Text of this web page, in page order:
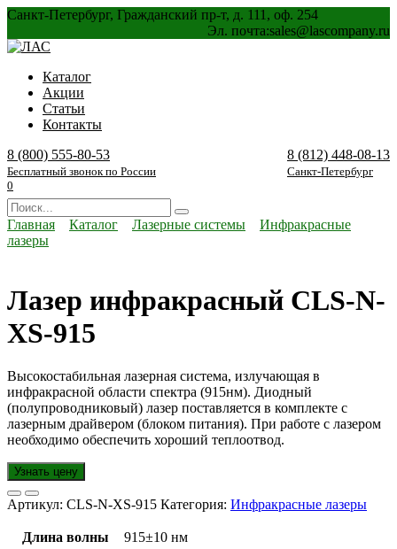
Перейти
содержанию
Санкт-Петербург, Гражданский пр-т, д. 111, оф. 254
Эл. почта:sales@lascompany.ru
Каталог
Акции
Статьи
Контакты
8 (800) 555-80-53
Бесплатный звонок по России
8 (812) 448-08-13
Санкт-Петербург
0
Search
for:
Главная Каталог Лазерные системы
Инфракрасные
лазеры
Лазер инфракрасный CLS-N-
XS-915
Высокостабильная лазерная система, излучающая в
инфракрасной области спектра (915нм). Диодный
(полупроводниковый) лазер поставляется в комплекте с
лазерным драйвером (блоком питания). При работе с лазером
необходимо обеспечить хороший теплоотвод.
Узнать цену
Артикул: CLS-N-XS-915 Категория: Инфракрасные лазеры
Длина волны 915±10 нм